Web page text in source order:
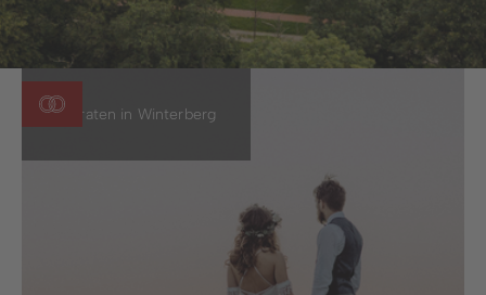
Heiraten in Winterberg